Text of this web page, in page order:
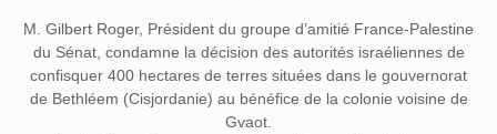
M. Gilbert Roger, Président du groupe d’amitié France-Palestine
du Sénat, condamne la décision des autorités israéliennes de
confisquer 400 hectares de terres situées dans le gouvernorat
de Bethléem (Cisjordanie) au bénéfice de la colonie voisine de
Gvaot.